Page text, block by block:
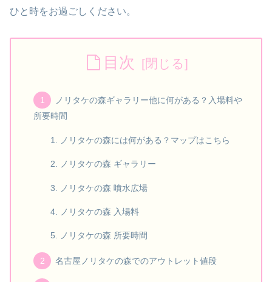
ひと時をお過ごしください。
目次
ノリタケの森ギャラリー他に何がある？入場料や
所要時間
ノリタケの森には何がある？マップはこちら
ノリタケの森 ギャラリー
ノリタケの森 噴水広場
ノリタケの森 入場料
ノリタケの森 所要時間
名古屋ノリタケの森でのアウトレット値段